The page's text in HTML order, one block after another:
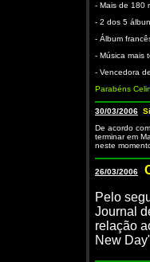
- Mais de 180
- 2 dos 5
- Álbum
- Música mais
- Vencedora
Parabéns
30/03/2006
De acordo
terminar em
neste
26/03/2006
Pelo
Journal
relação
New